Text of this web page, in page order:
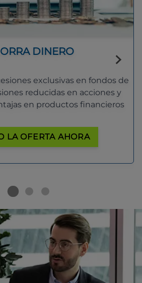
DINERO
exclusivas en fondos de
reducidas en acciones y
en productos financieros
LA OFERTA AHORA